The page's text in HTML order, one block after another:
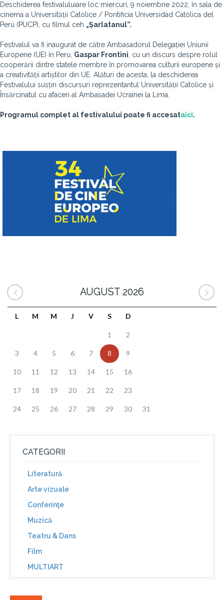
Deschiderea festivaluluiare loc miercuri, 9 noiembrie 2022, în sala de
cinema a Universității Catolice / Pontificia Universidad Católica del
Perú (PUCP), cu filmul ceh „Șarlatanul”.
Festivalul va fi inaugurat de către Ambasadorul Delegației Uniunii
Europene (UE) în Peru, Gaspar Frontini , cu un discurs despre rolul
cooperării dintre statele membre în promovarea culturii europene și
a creativității artiștilor din UE. Alături de acesta, la deschiderea
Festivalului susțin discursuri reprezentantul Universității Catolice și
Însărcinatul cu afaceri al Ambasadei Ucrainei la Lima.
Programul complet al festivalului poate fi accesataici.
AUGUST 2026
L M M J V S D
1 2
3 4 5 6 7 8 9
10 11 12 13 14 15 16
17 18 19 20 21 22 23
24 25 26 27 28 29 30 31
CATEGORII
Literatură
Arte vizuale
Conferinţe
Muzică
Teatru & Dans
Film
MULTIART